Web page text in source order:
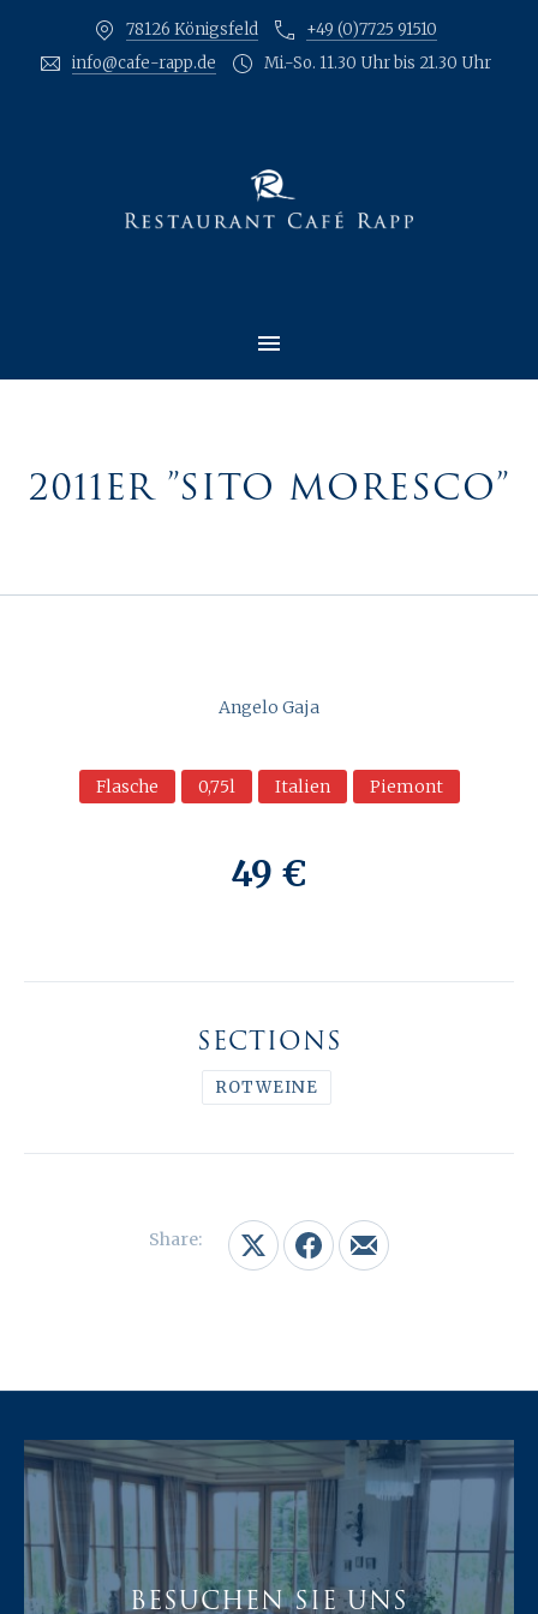
78126 Königsfeld
+49 (0)7725 91510
info@cafe-rapp.de
Mi.-So. 11.30 Uhr bis 21.30 Uhr
MAIN NAVIGATION
2011ER ”SITO MORESCO”
Angelo Gaja
Flasche 0,75l Italien Piemont
49 €
SECTIONS
ROTWEINE
Share:
Share on XShare on Facebook
Share by Email
BESUCHEN SIE UNS